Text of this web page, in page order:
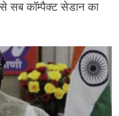
से सब कॉम्पैक्ट सेडान का